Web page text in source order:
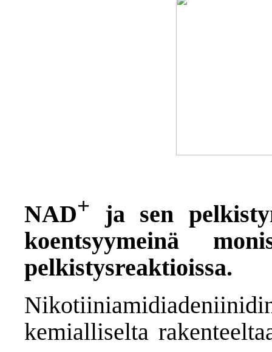
NAD+ ja sen
koentsyymeinä
pelkistysreaktioissa.
kemialliselta